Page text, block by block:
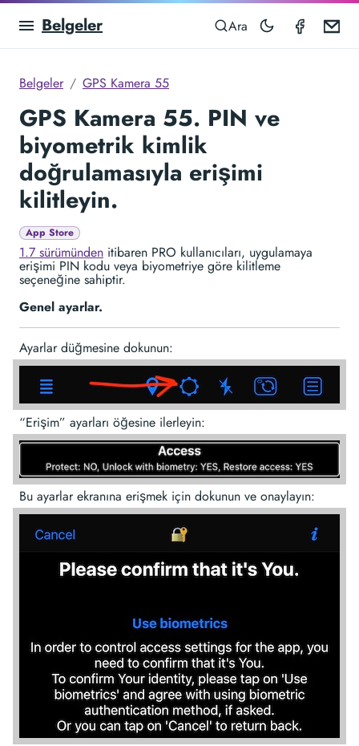
Belgeler Ara GPS
Belgeler GPS Kamera 55
GPS Kamera 55. PIN ve
biyometrik kimlik
doğrulamasıyla erişimi
kilitleyin.
App Store
1.7 sürümünden itibaren PRO kullanıcıları, uygulamaya
erişimi PIN kodu veya biyometriye göre kilitleme
seçeneğine sahiptir.
Genel ayarlar.
Ayarlar düğmesine dokunun:
“Erişim” ayarları öğesine ilerleyin:
Bu ayarlar ekranına erişmek için dokunun ve onaylayın: